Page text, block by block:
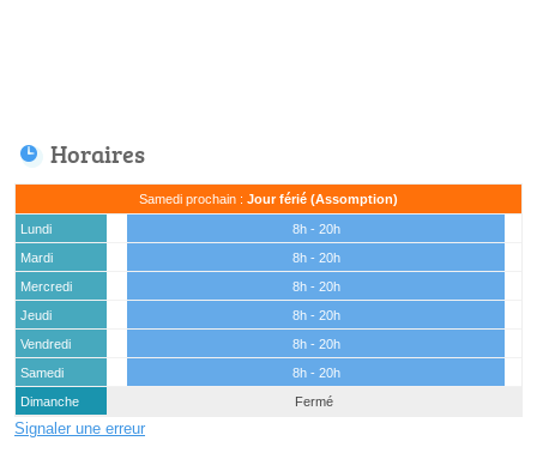
Horaires
Samedi prochain : Jour férié (Assomption)
Lundi
8h - 20h
Mardi
8h - 20h
Mercredi
8h - 20h
Jeudi
8h - 20h
Vendredi
8h - 20h
Samedi
8h - 20h
Dimanche
Fermé
Signaler une erreur